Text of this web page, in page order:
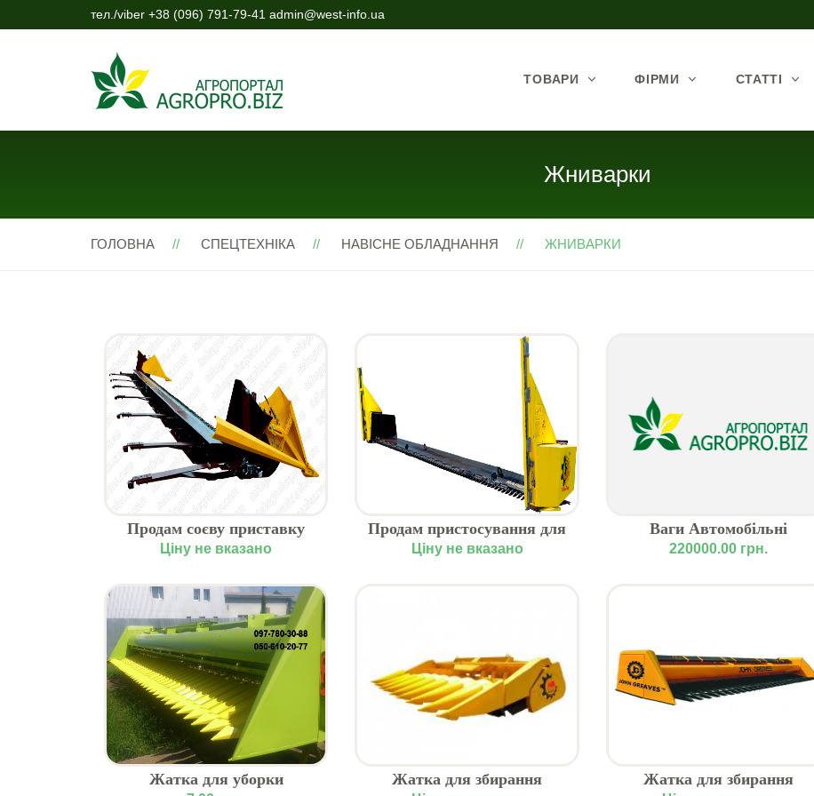
тел./viber +38 (096) 791-79-41 admin@west-info.ua
ТОВАРИ ФІРМИ СТАТТІ
Жниварки
ГОЛОВНА СПЕЦТЕХНІКА НАВІСНЕ ОБЛАДНАННЯ ЖНИВАРКИ
Продам соєву приставку
FLEX (ETTARO) для
Ціну не вказано
Продам пристосування для
збирання ріпаку ПРМ
Ціну не вказано
Ваги Автомобільні
220000.00 грн.
Жатка для уборки
Жатка для збирання
Жатка для збирання